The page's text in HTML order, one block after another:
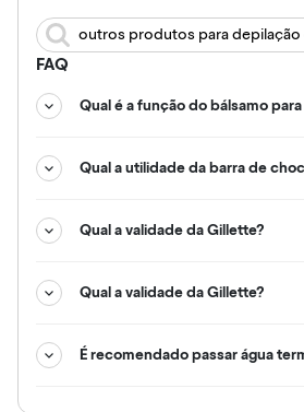
outros produtos para depilação
FAQ
Qual é a função do bálsamo
Qual a utilidade da barra de
Qual a validade da Gillette?
Qual a validade da Gillette?
É recomendado passar água